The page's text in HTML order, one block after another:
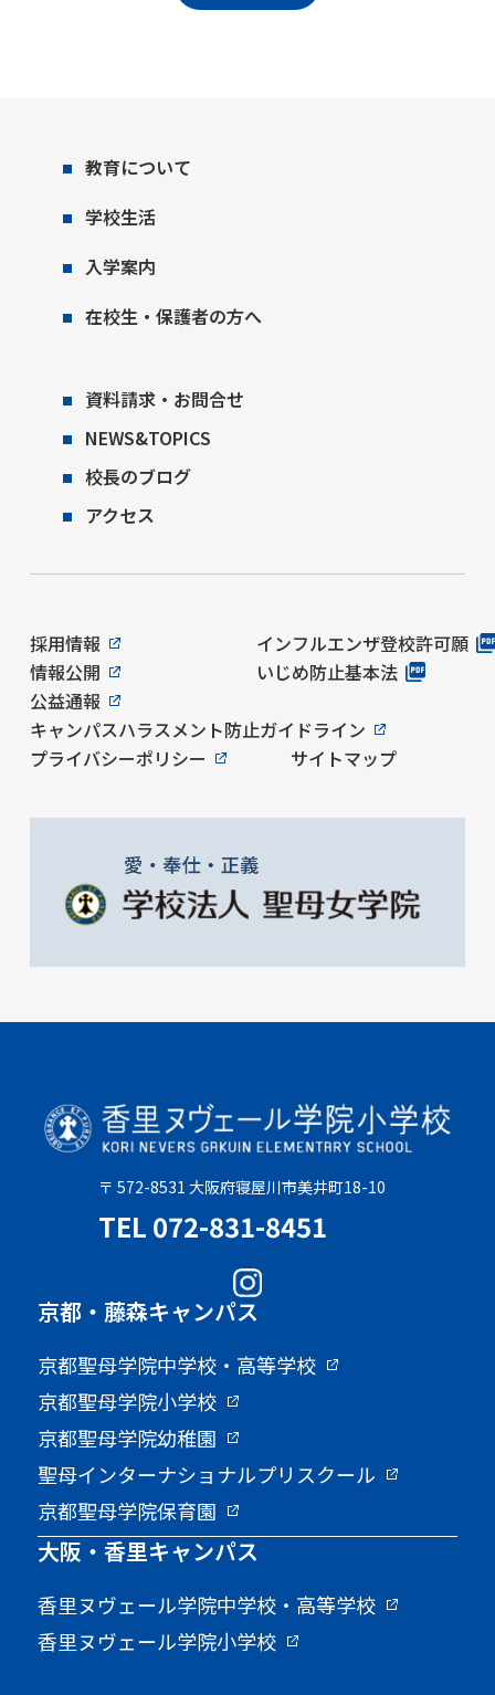
教育について
学校生活
入学案内
在校生・保護者の方へ
資料請求・お問合せ
NEWS&TOPICS
校長のブログ
アクセス
採用情報
インフルエンザ登校許可願
情報公開
いじめ防止基本法
公益通報
キャンパスハラスメント防止ガイドライン
プライバシーポリシー
サイトマップ
〒 572-8531 大阪府寝屋川市美井町18-10
TEL 072-831-8451
京都・藤森キャンパス
京都聖母学院中学校・高等学校
京都聖母学院小学校
京都聖母学院幼稚園
聖母インターナショナルプリスクール
京都聖母学院保育園
大阪・香里キャンパス
香里ヌヴェール学院中学校・高等学校
香里ヌヴェール学院小学校